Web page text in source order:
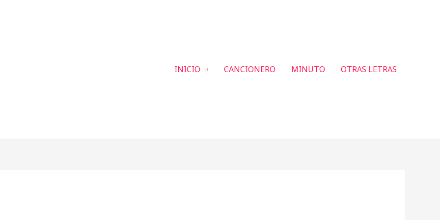
INICIO CANCIONERO MINUTO OTRAS LETRAS